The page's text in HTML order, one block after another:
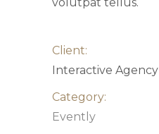
Client:
Interactive Agency
Category:
Evently